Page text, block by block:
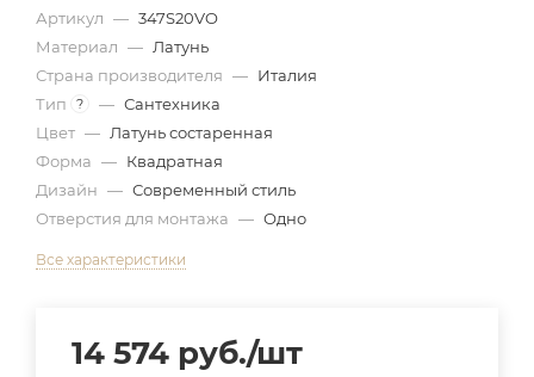
Артикул — 347S20VO
Материал — Латунь
Страна производителя — Италия
Тип
? — Сантехника
Цвет — Латунь состаренная
Форма — Квадратная
Дизайн — Современный стиль
Отверстия для монтажа — Одно
Все характеристики
14 574 руб./шт